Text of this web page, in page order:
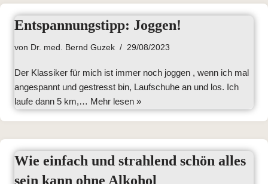
Entspannungstipp: Joggen!
von Dr. med. Bernd Guzek 29/08/2023
Der Klassiker für mich ist immer noch joggen , wenn ich mal
angespannt und gestresst bin, Laufschuhe an und los. Ich
laufe dann 5 km,… Mehr lesen »
Wie einfach und strahlend schön alles
sein kann ohne Alkohol